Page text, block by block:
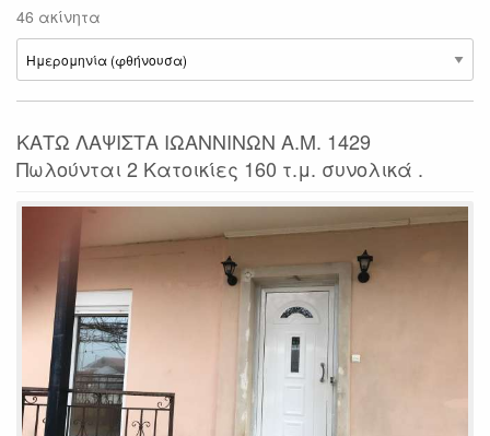
46 ακίνητα
ΚΑΤΩ ΛΑΨΙΣΤΑ ΙΩΑΝΝΙΝΩΝ Α.Μ. 1429
Πωλούνται 2 Κατοικίες 160 τ.μ. συνολικά .